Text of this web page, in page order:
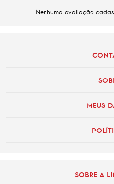
Nenhuma avaliação
MEUS
SOBRE A